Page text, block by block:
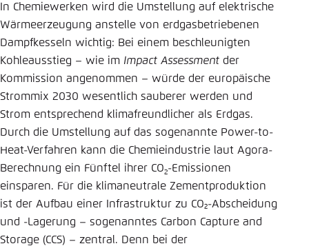
In Chemiewerken wird die Umstellung auf elektrische
Wärmeerzeugung anstelle von erdgasbetriebenen
Dampfkesseln wichtig: Bei einem beschleunigten
Kohleausstieg – wie im Impact Assessment der
Kommission angenommen – würde der europäische
Strommix 2030 wesentlich sauberer werden und
Strom entsprechend klimafreundlicher als Erdgas.
Durch die Umstellung auf das sogenannte Power-to-
Heat-Verfahren kann die Chemieindustrie laut Agora-
Berechnung ein Fünftel ihrer CO2-Emissionen
einsparen. Für die klimaneutrale Zementproduktion
ist der Aufbau einer Infrastruktur zu CO₂-Abscheidung
und -Lagerung – sogenanntes Carbon Capture and
Storage (CCS) – zentral. Denn bei der